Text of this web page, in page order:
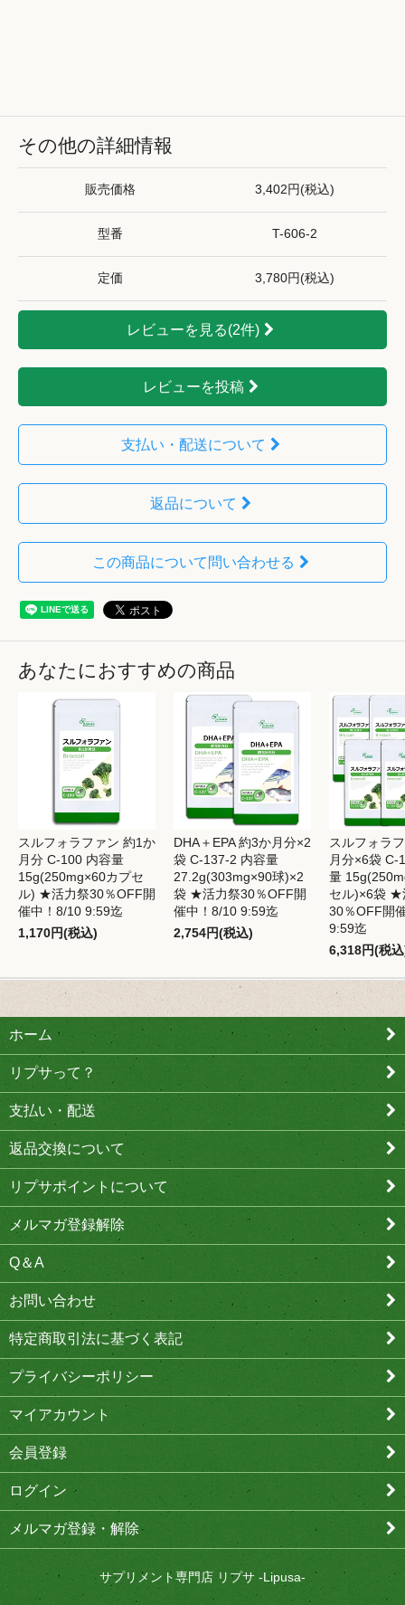
その他の詳細情報
販売価格 3,402円(税込)
型番 T-606-2
定価 3,780円(税込)
レビューを見る(2件)
レビューを投稿
支払い・配送について
返品について
この商品について問い合わせる
あなたにおすすめの商品
スルフォラファン 約1か
月分 C-100 内容量
15g(250mg×60カプセ
ル) ★活力祭30％OFF開
催中！8/10 9:59迄
1,170円(税込)
DHA＋EPA 約3か月分×2
袋 C-137-2 内容量
27.2g(303mg×90球)×2
袋 ★活力祭30％OFF開
催中！8/10 9:59迄
2,754円(税込)
スルフォラ
月分×6袋 C-
量
セル)×6袋 ★
30％OFF開
9:59迄
6,318円(税
ホーム
リプサって？
支払い・配送
返品交換について
リプサポイントについて
メルマガ登録解除
Q＆A
お問い合わせ
特定商取引法に基づく表記
プライバシーポリシー
マイアカウント
会員登録
ログイン
メルマガ登録・解除
サプリメント専門店 リプサ -Lipusa-